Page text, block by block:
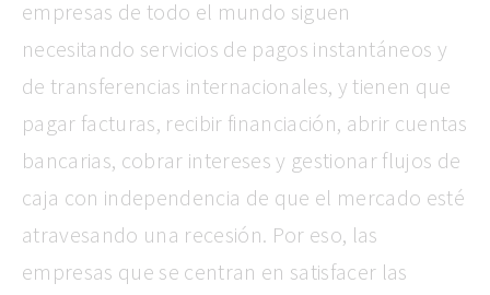
empresas de todo el mundo siguen
necesitando servicios de pagos instantáneos y
de transferencias internacionales, y tienen que
pagar facturas, recibir financiación, abrir cuentas
bancarias, cobrar intereses y gestionar flujos de
caja con independencia de que el mercado esté
atravesando una recesión. Por eso, las
empresas que se centran en satisfacer las